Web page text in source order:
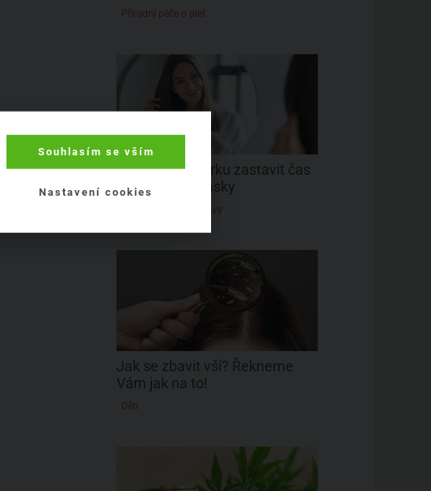
Přírodní péče o pleť
S třicítkou na krku zastavit čas
a nedělat si vrásky
Přírodní doplňky stravy
Jak se zbavit vší? Řekneme
Vám jak na to!
Děti
Souhlasím se vším
Nastavení cookies